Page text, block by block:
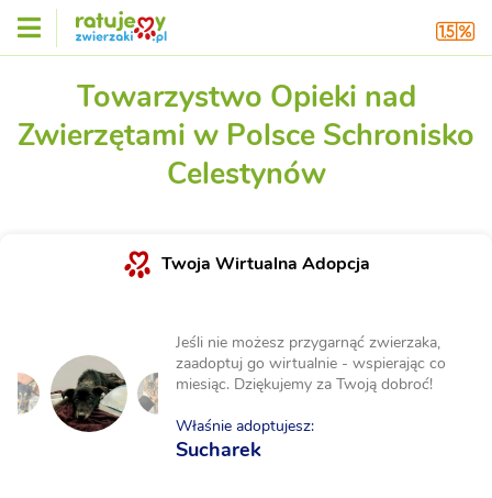
Towarzystwo Opieki nad
Zwierzętami w Polsce Schronisko
Celestynów
Twoja Wirtualna Adopcja
Jeśli nie możesz przygarnąć zwierzaka,
zaadoptuj go wirtualnie - wspierając co
miesiąc. Dziękujemy za Twoją dobroć!
Właśnie adoptujesz:
Sucharek